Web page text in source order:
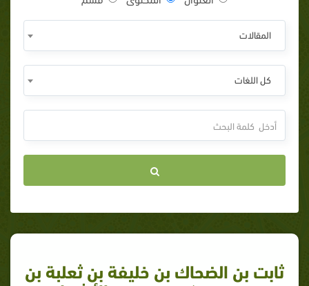
المقالات
كل اللغات
ثابت بن الضحاك بن خليفة بن ثعلبة بن